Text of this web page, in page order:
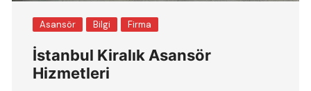
Asansör Bilgi Firma
İstanbul Kiralık Asansör
Hizmetleri